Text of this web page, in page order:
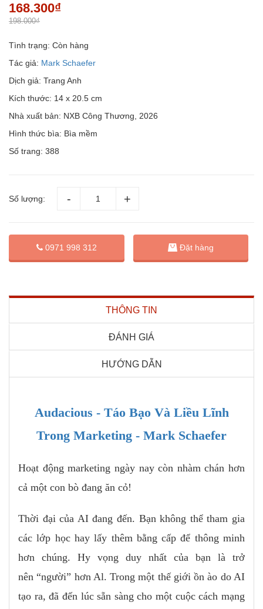
168.300₫
198.000₫
Tình trạng: Còn hàng
Tác giả: Mark Schaefer
Dịch giả: Trang Anh
Kích thước: 14 x 20.5 cm
Nhà xuất bản: NXB Công Thương, 2026
Hình thức bìa: Bìa mềm
Số trang: 388
Số lượng:
0971 998 312 Đặt hàng
THÔNG TIN
ĐÁNH GIÁ
HƯỚNG DẪN
Audacious - Táo Bạo Và Liều Lĩnh
Trong Marketing - Mark Schaefer
Hoạt động marketing ngày nay còn nhàm chán hơn
cả một con bò đang ăn cỏ!
Thời đại của AI đang đến. Bạn không thể tham gia
các lớp học hay lấy thêm bằng cấp để thông minh
hơn chúng. Hy vọng duy nhất của bạn là trở
nên “người” hơn Al. Trong một thế giới ồn ào do AI
tạo ra, đã đến lúc sẵn sàng cho một cuộc cách mạng